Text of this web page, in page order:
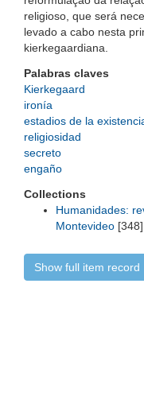
religioso, que será
levado a cabo nesta
kierkegaardiana.
Palabras claves
Kierkegaard
ironía
estadios de la
religiosidad
secreto
engaño
Collections
Humanidades:
Montevideo [348]
Show full item record